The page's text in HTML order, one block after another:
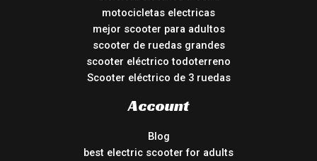
motocicletas electricas
mejor scooter para adultos
scooter de ruedas grandes
scooter eléctrico todoterreno
Scooter eléctrico de 3 ruedas
Account
Blog
best electric scooter for adults